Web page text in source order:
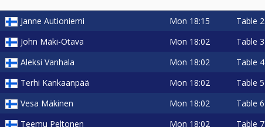
Janne Autioniemi Mon 18:15 Table 2
John Mäki-Otava Mon 18:02 Table 3
Aleksi Vanhala Mon 18:02 Table 4
Terhi Kankaanpää Mon 18:02 Table 5
Vesa Mäkinen Mon 18:02 Table 6
Teemu Peltonen Mon 18:02 Table 7